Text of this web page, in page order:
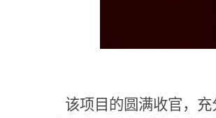
该项目的圆满收官，